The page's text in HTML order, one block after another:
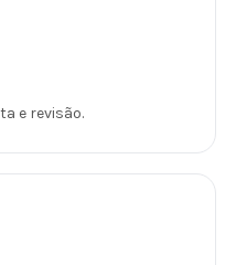
e revisão.